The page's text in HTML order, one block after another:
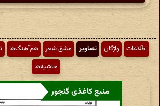
اطّلاعات واژگان تصاویر مشق شعر هم‌آهنگ‌ها
حاشیه‌ها
منبع کاغذی گنجور